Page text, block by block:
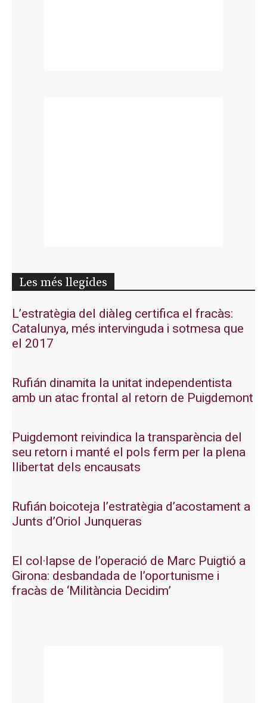
Les més llegides
L’estratègia del diàleg certifica el fracàs:
Catalunya, més intervinguda i sotmesa que
el 2017
Rufián dinamita la unitat independentista
amb un atac frontal al retorn de Puigdemont
Puigdemont reivindica la transparència del
seu retorn i manté el pols ferm per la plena
llibertat dels encausats
Rufián boicoteja l’estratègia d’acostament a
Junts d’Oriol Junqueras
El col·lapse de l’operació de Marc Puigtió a
Girona: desbandada de l’oportunisme i
fracàs de ‘Militància Decidim’